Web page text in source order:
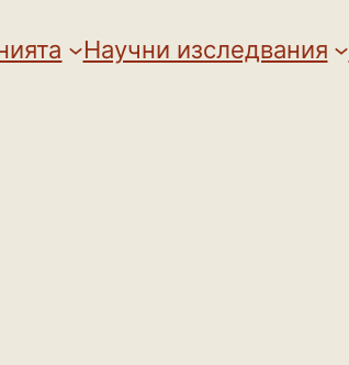
Научни изследвания